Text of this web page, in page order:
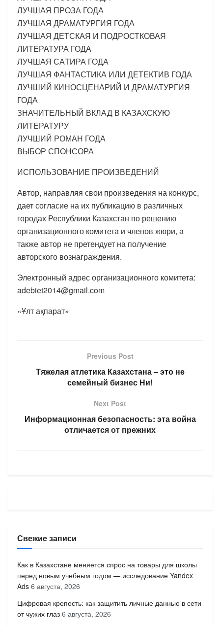
ЛУЧШАЯ ПРОЗА ГОДА
ЛУЧШАЯ ДРАМАТУРГИЯ ГОДА
ЛУЧШАЯ ДЕТСКАЯ И ПОДРОСТКОВАЯ
ЛИТЕРАТУРА ГОДА
ЛУЧШАЯ САTИРА ГОДА
ЛУЧШАЯ ФАНТАСТИКА ИЛИ ДЕТЕКТИВ ГОДА
ЛУЧШИЙ КИНОСЦЕНАРИЙ И ДРАМАТУРГИЯ
ГОДА
ЗНАЧИТЕЛЬНЫЙ ВКЛАД В КАЗАХСКУЮ
ЛИТЕРАТУРУ
ЛУЧШИЙ РОМАН ГОДА
ВЫБОР СПОНСОРА
ИСПОЛЬЗОВАНИЕ ПРОИЗВЕДЕНИЙ
Автор, направляя свои произведения на конкурс,
дает согласие на их публикацию в различных
городах Республики Казахстан по решению
организационного комитета и членов жюри, а
также автор не претендует на получение
авторского вознаграждения.
Электронный адрес организационного комитета:
adebiet2014@gmail.com
«Ұлт ақпарат»
Previous Post
Тяжелая атлетика Казахстана – это не
семейный бизнес Ни!
Next Post
Информационная безопасность: эта война
отличается от прежних
Свежие записи
Как в Казахстане меняется спрос на товары для школы
перед новым учебным годом — исследование Yandex
Ads 6 августа, 2026
Цифровая крепость: как защитить личные данные в сети
от чужих глаз 6 августа, 2026